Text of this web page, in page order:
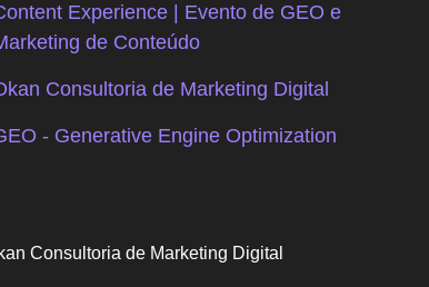
Experience | Evento de GEO e
de Conteúdo
Consultoria de Marketing Digital
- Generative Engine Optimization
Consultoria de Marketing Digital